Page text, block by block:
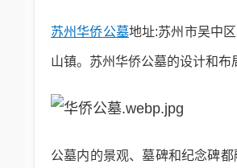
苏州华侨公墓地址:苏州市吴中
山镇。苏州华侨公墓的设计和布
公墓内的景观、墓碑和纪念碑